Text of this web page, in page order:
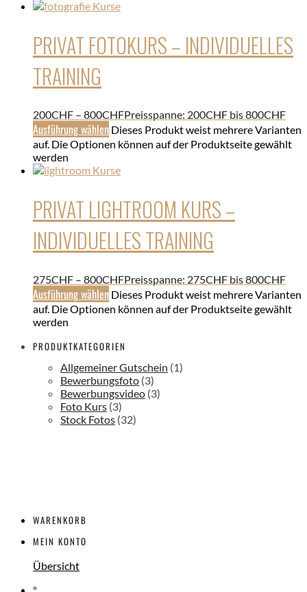
PRIVAT FOTOKURS – INDIVIDUELLES
TRAINING
200CHF – 800CHFPreisspanne: 200CHF bis 800CHF
Ausführung wählen Dieses Produkt weist mehrere Varianten
auf. Die Optionen können auf der Produktseite gewählt
werden
PRIVAT LIGHTROOM KURS –
INDIVIDUELLES TRAINING
275CHF – 800CHFPreisspanne: 275CHF bis 800CHF
Ausführung wählen Dieses Produkt weist mehrere Varianten
auf. Die Optionen können auf der Produktseite gewählt
werden
PRODUKTKATEGORIEN
Allgemeiner Gutschein (1)
Bewerbungsfoto (3)
Bewerbungsvideo (3)
Foto Kurs (3)
Stock Fotos (32)
WARENKORB
MEIN KONTO
Übersicht